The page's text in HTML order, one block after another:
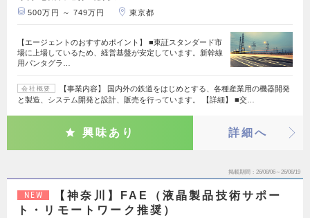
500万円 ～ 749万円 東京都
【エージェントのおすすめポイント】 ■東証スタンダード市
場に上場しているため、経営基盤が安定しています。新幹線
用パンタグラ…
会社概要
【事業内容】 国内外の鉄道をはじめとする、各種産業用の機器開発
と製造、システム開発と設計、販売を行っています。 【詳細】 ■交…
興味あり 詳細へ
掲載期間 26/08/06～26/08/19
NEW
【神奈川】FAE（液晶製品技術サポー
ト・リモートワーク推奨）